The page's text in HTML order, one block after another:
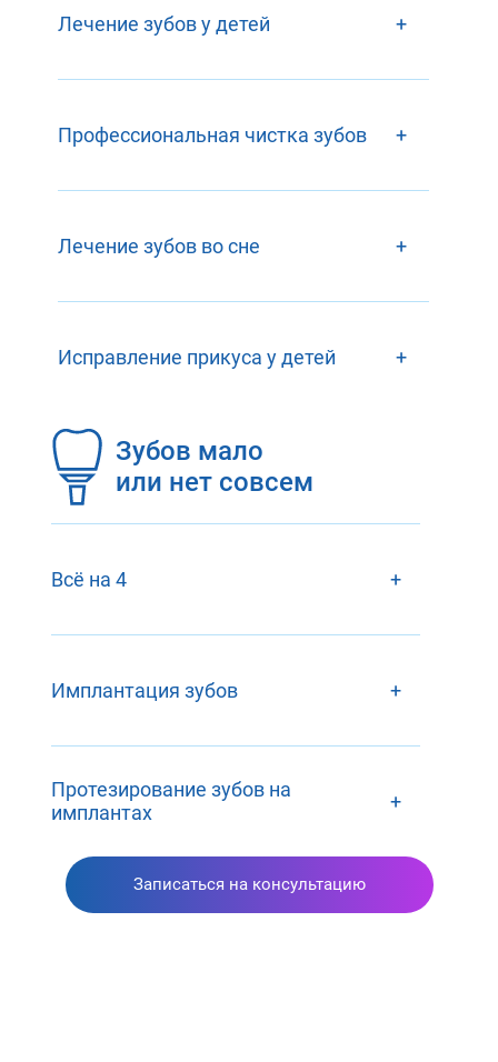
Лечение зубов у детей +
Профессиональная чистка зубов +
Лечение зубов во сне +
Исправление прикуса у детей +
Зубов мало
или нет совсем
Всё на 4 +
Имплантация зубов +
Протезирование зубов на
имплантах
+
Записаться на консультацию